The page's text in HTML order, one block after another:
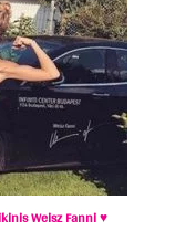
Weisz Fanni ♥